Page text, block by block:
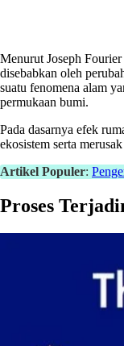
Menurut Joseph
disebabkan oleh
suatu fenomena alam
permukaan bumi.
Pada dasarnya efek
ekosistem serta
Artikel Populer:
Proses